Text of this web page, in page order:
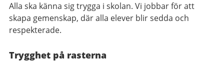
Alla ska känna sig trygga i skolan. Vi jobbar för att
skapa gemenskap, där alla elever blir sedda och
respekterade.
Trygghet på rasterna